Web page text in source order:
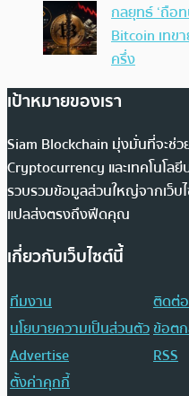
กลยุทธ์ ‘ถือ
Bitcoin เทข
ครึ่ง
เป้าหมายของเรา
Siam Blockchain มุ่งมั่นที่จะช่ว
Cryptocurrency และเทคโนโล
รวบรวมข้อมูลส่วนใหญ่จากเว็บ
แปลส่งตรงถึงฟีดคุณ
เกี่ยวกับเว็บไซต์นี้
ทีมงาน
ติดต่อ
นโยบายความเป็นส่วนตัวข้อตก
Advertise
RSS
ตั้งค่าคุกกี้